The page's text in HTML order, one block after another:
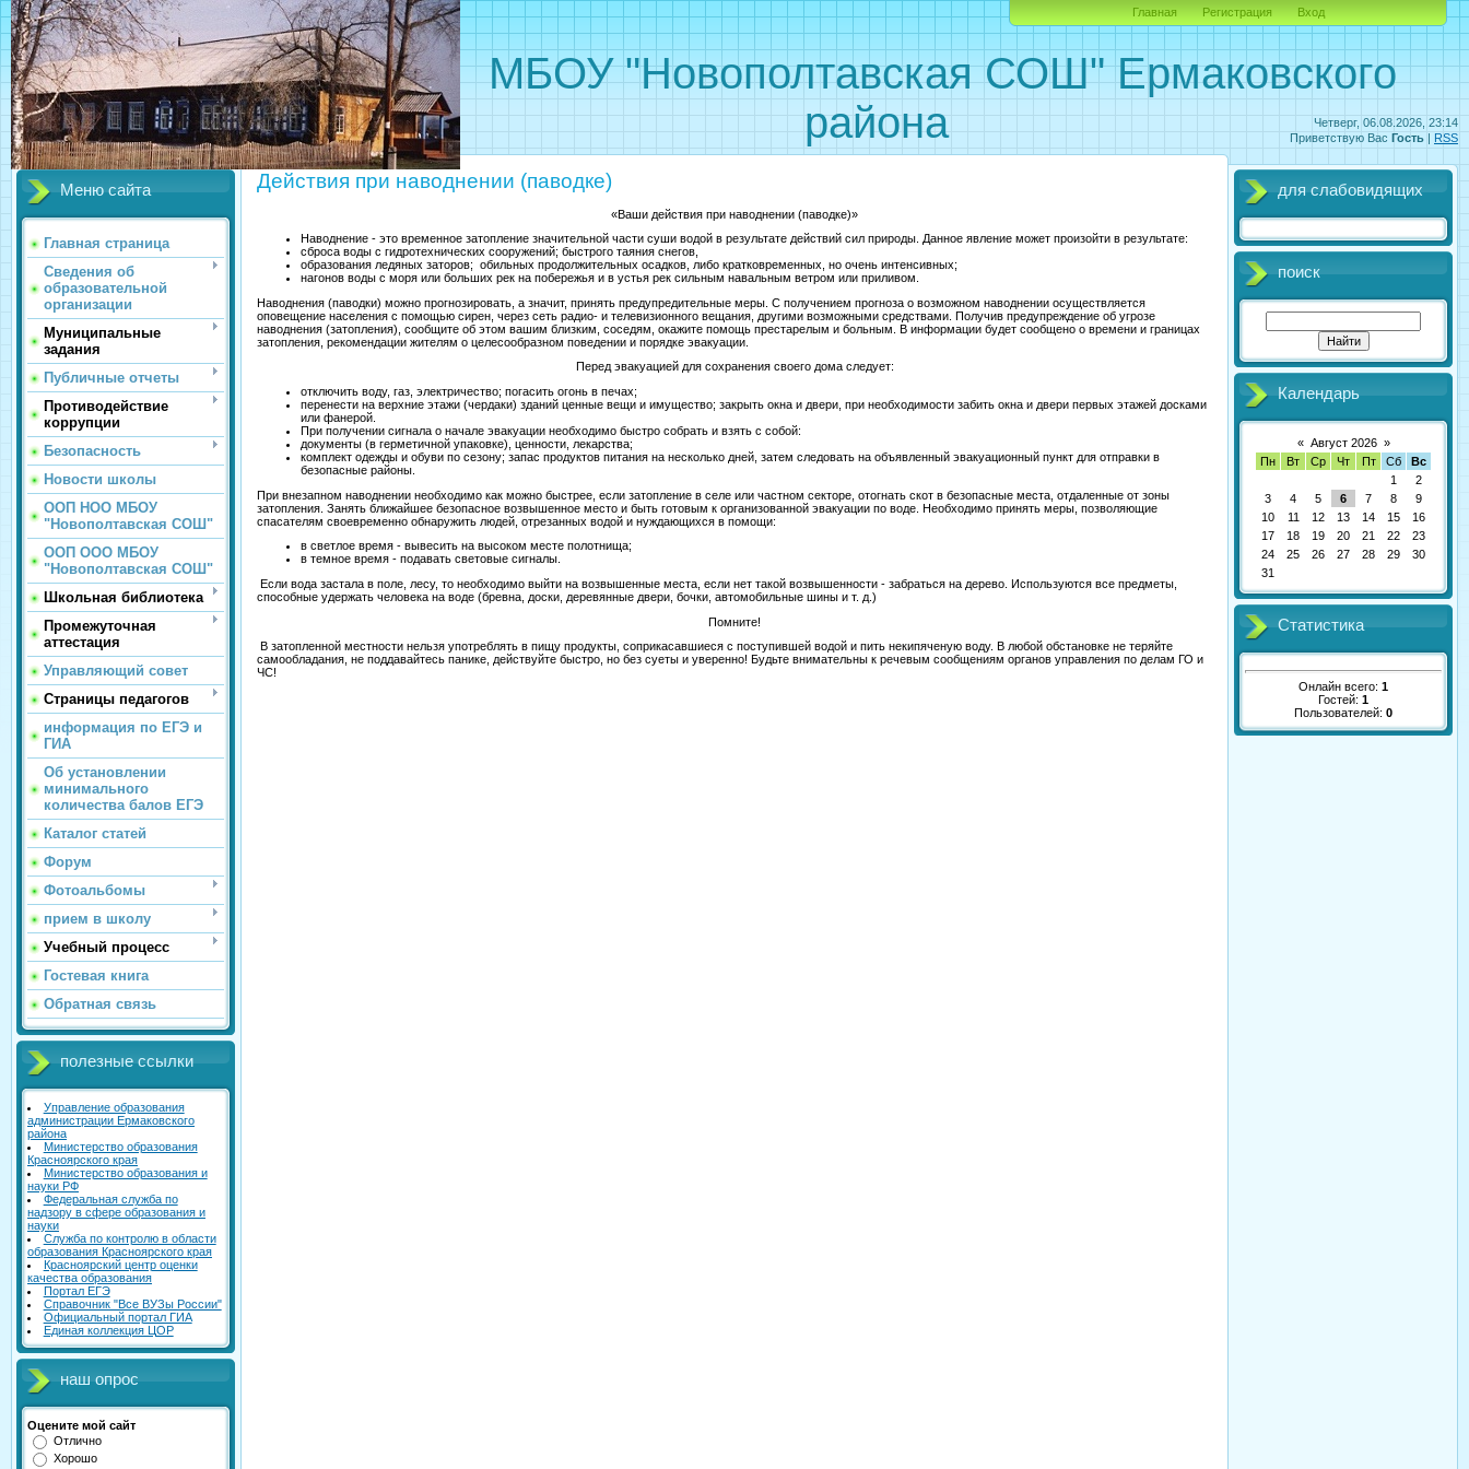
Четверг, 06.08.2026, 23:14
Приветствую Вас Гость | RSS
МБОУ "Новополтавская СОШ" Ермаковского
района
Главная Регистрация Вход
Меню сайта
Главная страница
Сведения об
образовательной
организации
Муниципальные
задания
Публичные отчеты
Противодействие
коррупции
Безопасность
Новости школы
ООП НОО МБОУ
"Новополтавская СОШ"
ООП ООО МБОУ
"Новополтавская СОШ"
Школьная библиотека
Промежуточная
аттестация
Управляющий совет
Страницы педагогов
информация по ЕГЭ и
ГИА
Об установлении
минимального
количества балов ЕГЭ
Каталог статей
Форум
Фотоальбомы
прием в школу
Учебный процесс
Гостевая книга
Обратная связь
полезные ссылки
Управление образования
администрации Ермаковского
района
Министерство образования
Красноярского края
Министерство образования и
науки РФ
Федеральная служба по
надзору в сфере образования и
науки
Служба по контролю в области
образования Красноярского края
Красноярский центр оценки
качества образования
Портал ЕГЭ
Справочник "Все ВУЗы России"
Официальный портал ГИА
Единая коллекция ЦОР
наш опрос
Оцените мой сайт
Отлично
Хорошо
Действия при наводнении (паводке)
«Ваши действия при наводнении (паводке)»
Наводнение - это временное затопление значительной части суши водой в результате действий сил природы. Данное явление может произойти в результате:
сброса воды с гидротехнических сооружений; быстрого таяния снегов,
образования ледяных заторов; обильных продолжительных осадков, либо кратковременных, но очень интенсивных;
нагонов воды с моря или больших рек на побережья и в устья рек сильным навальным ветром или приливом.
Наводнения (паводки) можно прогнозировать, а значит, принять предупредительные меры. С получением прогноза о возможном наводнении осуществляется
оповещение населения с помощью сирен, через сеть радио- и телевизионного вещания, другими возможными средствами. Получив предупреждение об угрозе
наводнения (затопления), сообщите об этом вашим близким, соседям, окажите помощь престарелым и больным. В информации будет сообщено о времени и границах
затопления, рекомендации жителям о целесообразном поведении и порядке эвакуации.
Перед эвакуацией для сохранения своего дома следует:
отключить воду, газ, электричество; погасить огонь в печах;
перенести на верхние этажи (чердаки) зданий ценные вещи и имущество; закрыть окна и двери, при необходимости забить окна и двери первых этажей досками
или фанерой.
При получении сигнала о начале эвакуации необходимо быстро собрать и взять с собой:
документы (в герметичной упаковке), ценности, лекарства;
комплект одежды и обуви по сезону; запас продуктов питания на несколько дней, затем следовать на объявленный эвакуационный пункт для отправки в
безопасные районы.
При внезапном наводнении необходимо как можно быстрее, если затопление в селе или частном секторе, отогнать скот в безопасные места, отдаленные от зоны
затопления. Занять ближайшее безопасное возвышенное место и быть готовым к организованной эвакуации по воде. Необходимо принять меры, позволяющие
спасателям своевременно обнаружить людей, отрезанных водой и нуждающихся в помощи:
в светлое время - вывесить на высоком месте полотнища;
в темное время - подавать световые сигналы.
Если вода застала в поле, лесу, то необходимо выйти на возвышенные места, если нет такой возвышенности - забраться на дерево. Используются все предметы,
способные удержать человека на воде (бревна, доски, деревянные двери, бочки, автомобильные шины и т. д.)
Помните!
В затопленной местности нельзя употреблять в пищу продукты, соприкасавшиеся с поступившей водой и пить некипяченую воду. В любой обстановке не теряйте
самообладания, не поддавайтесь панике, действуйте быстро, но без суеты и уверенно! Будьте внимательны к речевым сообщениям органов управления по делам ГО и
ЧС!
для слабовидящих
поиск
Календарь
« Август 2026 »
Пн
Вт Ср Чт Пт Сб
Вс
1
2
3
4 5 6 7 8
9
10
11 12 13 14 15
16
17
18 19 20 21 22
23
24
25 26 27 28 29
30
31
Статистика
Онлайн всего: 1
Гостей: 1
Пользователей: 0